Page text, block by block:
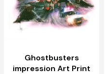
Ghostbusters
impression Art Print